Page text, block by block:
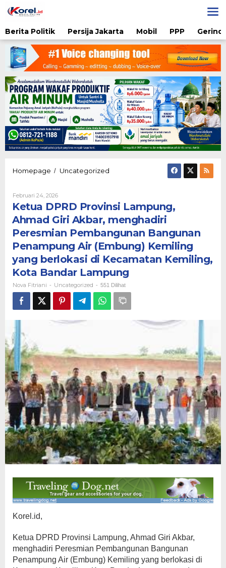
ke
Berita Politik
Persija Jakarta Mobil PPP
Homepage / Uncategorized
Ahmad
Akbar,
menghadiri
Peresmian
Pembangunan
Bangunan
Penampung
(Embung)
Kemiling
yang
Bandar
Lampung
Februari 24, 2026Oleh
Fitriani
Ketua DPRD Provinsi Lampung,
Ahmad Giri Akbar, menghadiri
Peresmian Pembangunan Bangunan
Penampung Air (Embung) Kemiling
yang berlokasi di Kecamatan Kemiling,
Kota Bandar Lampung
Nova Fitriani - Uncategorized - 551 Dilihat
Korel.id,
Ketua DPRD Provinsi Lampung, Ahmad Giri Akbar,
menghadiri Peresmian Pembangunan Bangunan
Penampung Air (Embung) Kemiling yang berlokasi di